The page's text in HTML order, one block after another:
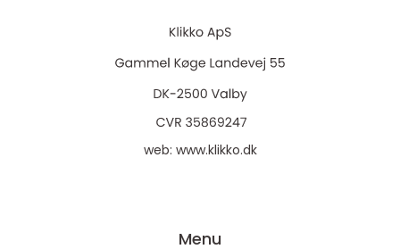
web: www.klikko.dk
Menu